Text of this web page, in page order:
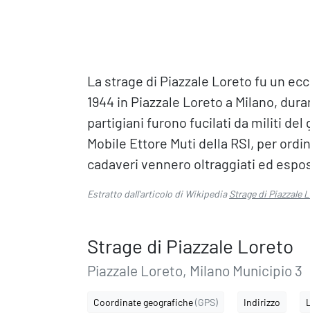
La strage di Piazzale Loreto fu un
1944 in Piazzale Loreto a Milano,
partigiani furono fucilati da militi del
Mobile Ettore Muti della RSI, per
cadaveri vennero oltraggiati ed
Estratto dall'articolo di WikipediaStrage di Piazzale
Strage di Piazzale Loreto
Piazzale Loreto, Milano Municipio 3
Coordinate geografiche(GPS) Indirizzo